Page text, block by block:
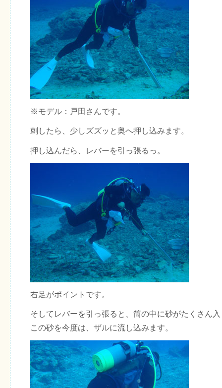
※モデル：戸田さんです。
刺したら、少しズズッと奥へ押し込みます。
押し込んだら、レバーを引っ張るっ。
右足がポイントです。
そしてレバーを引っ張ると、筒の中に砂がたくさん入
この砂を今度は、ザルに流し込みます。